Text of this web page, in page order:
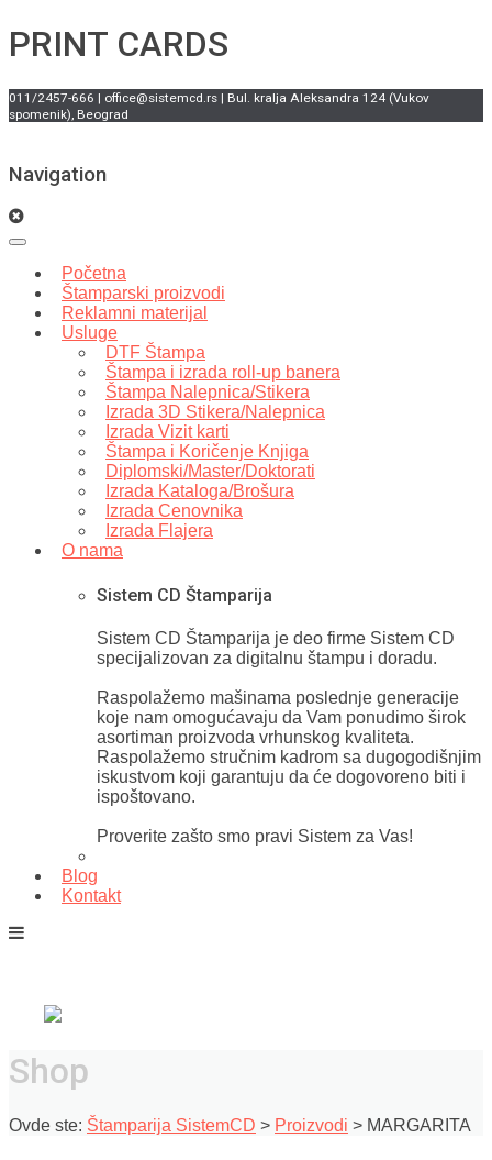
PRINT CARDS
011/2457-666 | office@sistemcd.rs | Bul. kralja Aleksandra 124 (Vukov
spomenik), Beograd
Navigation
Početna
Štamparski proizvodi
Reklamni materijal
Usluge
DTF Štampa
Štampa i izrada roll-up banera
Štampa Nalepnica/Stikera
Izrada 3D Stikera/Nalepnica
Izrada Vizit karti
Štampa i Koričenje Knjiga
Diplomski/Master/Doktorati
Izrada Kataloga/Brošura
Izrada Cenovnika
Izrada Flajera
O nama
Sistem CD Štamparija
Sistem CD Štamparija je deo firme Sistem CD
specijalizovan za digitalnu štampu i doradu.
Raspolažemo mašinama poslednje generacije
koje nam omogućavaju da Vam ponudimo širok
asortiman proizvoda vrhunskog kvaliteta.
Raspolažemo stručnim kadrom sa dugogodišnjim
iskustvom koji garantuju da će dogovoreno biti i
ispoštovano.
Proverite zašto smo pravi Sistem za Vas!
Blog
Kontakt
Shop
Ovde ste: Štamparija SistemCD > Proizvodi > MARGARITA